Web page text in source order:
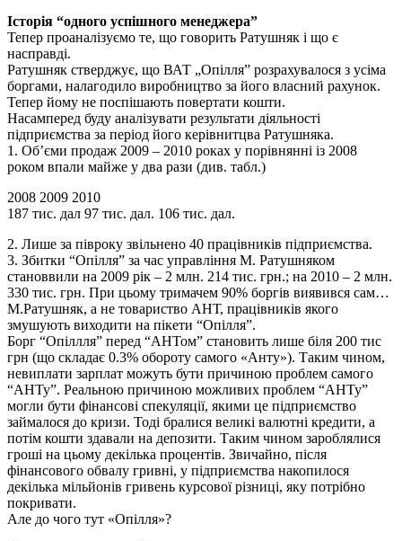
Історія “одного успішного менеджера”
Тепер проаналізуємо те, що говорить Ратушняк і що є
насправді.
Ратушняк стверджує, що ВАТ „Опілля” розрахувалося з усіма
боргами, налагодило виробництво за його власний рахунок.
Тепер йому не поспішають повертати кошти.
Насамперед буду аналізувати результати діяльності
підприємства за період його керівнитцва Ратушняка.
1. Об’єми продаж 2009 – 2010 роках у порівнянні із 2008
роком впали майже у два рази (див. табл.)
2008 2009 2010
187 тис. дал 97 тис. дал. 106 тис. дал.
2. Лише за півроку звільнено 40 працівників підприємства.
3. Збитки “Опілля” за час управління М. Ратушняком
становвили на 2009 рік – 2 млн. 214 тис. грн.; на 2010 – 2 млн.
330 тис. грн. При цьому тримачем 90% боргів виявився сам…
М.Ратушняк, а не товариство АНТ, працівників якого
змушують виходити на пікети “Опілля”.
Борг “Опіллля” перед “АНТом” становить лише біля 200 тис
грн (що складає 0.3% обороту самого «Анту»). Таким чином,
невиплати зарплат можуть бути причиною проблем самого
“АНТу”. Реальною причиною можливих проблем “АНТу”
могли бути фінансові спекуляції, якими це підприємство
займалося до кризи. Тоді бралися великі валютні кредити, а
потім кошти здавали на депозити. Таким чином зароблялися
гроші на цьому декілька процентів. Звичайно, після
фінансового обвалу гривні, у підприємства накопилося
декілька мільйонів гривень курсової різниці, яку потрібно
покривати.
Але до чого тут «Опілля»?